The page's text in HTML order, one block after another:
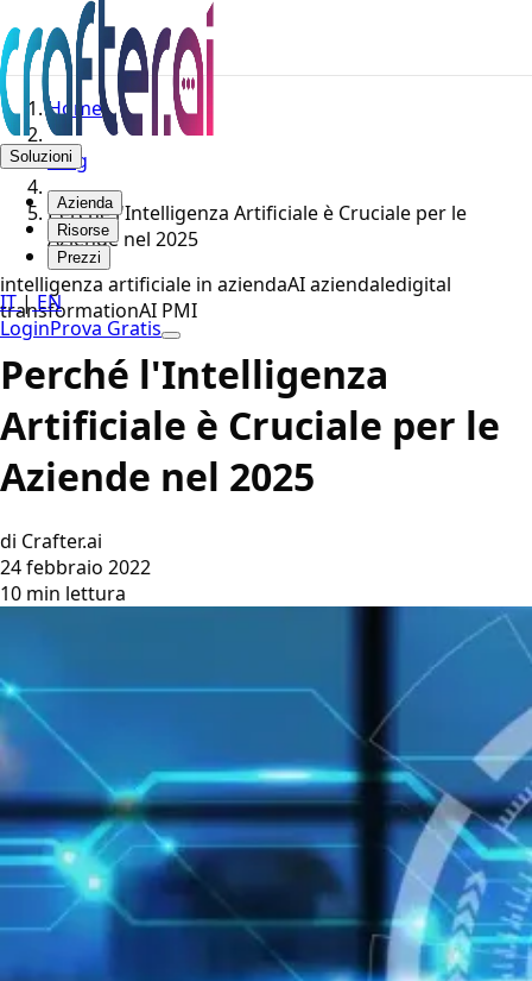
Soluzioni
Azienda
Risorse
Prezzi
IT|EN
LoginProva Gratis
Home
Blog
Perché l'Intelligenza Artificiale è Cruciale per le
Aziende nel 2025
intelligenza artificiale in aziendaAI aziendaledigital
transformationAI PMI
Perché l'Intelligenza
Artificiale è Cruciale per le
Aziende nel 2025
di Crafter.ai
24 febbraio 2022
10 min lettura